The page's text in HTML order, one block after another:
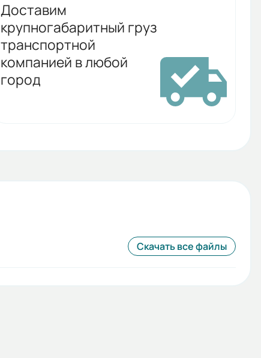
Доставим
крупногабаритный груз
транспортной
компанией в любой
город
Скачать все файлы